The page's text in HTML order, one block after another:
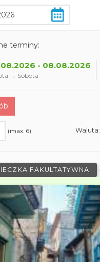
terminy:
- 08.08.2026
→ Sobota
(max. 6) Waluta:
FAKULTATYWNA